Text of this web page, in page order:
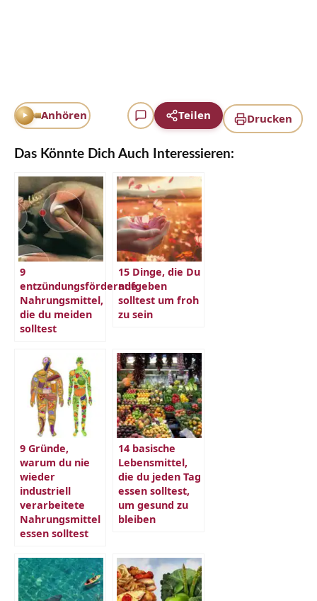
Drucken
Anhören Teilen
Das Könnte Dich Auch Interessieren:
9
entzündungsfördernde
Nahrungsmittel,
die du meiden
solltest
15 Dinge, die Du
aufgeben
solltest um froh
zu sein
9 Gründe,
warum du nie
wieder
industriell
verarbeitete
Nahrungsmittel
essen solltest
14 basische
Lebensmittel,
die du jeden Tag
essen solltest,
um gesund zu
bleiben